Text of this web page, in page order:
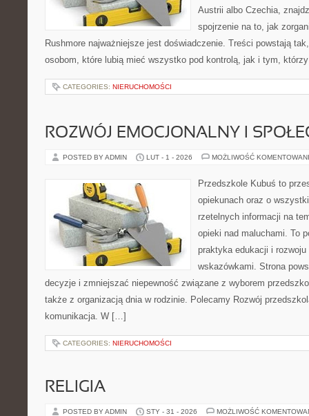
Austrii albo Czechia,
spojrzenie na to, jak
Rushmore najważniejsze jest doświadczenie. Treści powstają
osobom, które lubią mieć wszystko pod kontrolą, jak i tym,
CATEGORIES: NIERUCHOMOŚCI
ROZWÓJ EMOCJONALNY I
POSTED BY ADMIN LUT - 1 - 2026 MOŻLIWOŚĆ
Przedszkole Kubuś to
opiekunach oraz o
rzetelnych informacji na
opieki nad maluchami. To
praktyka edukacji i
wskazówkami. Strona
decyzje i zmniejszać niepewność związane z wyborem
także z organizacją dnia w rodzinie. Polecamy Rozwój
komunikacja. W […]
CATEGORIES: NIERUCHOMOŚCI
RELIGIA
POSTED BY ADMIN STY - 31 - 2026 MOŻLIWOŚĆ